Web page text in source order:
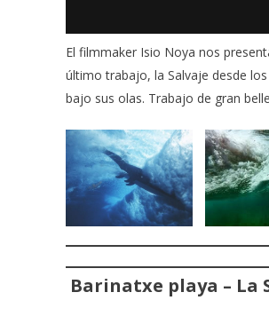
El filmmaker Isio Noya nos
último trabajo, la Salvaje desde
bajo sus olas. Trabajo de gran
Barinatxe playa – La